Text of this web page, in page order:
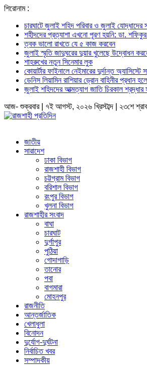
শিরোনাম :
চারঘাটে জুলাই শহিদ পরিবার ও জুলাই যোদ্ধাদের
শহীদদের প্রত্যাশা এখনো পূরণ হয়নি: ডা. শফিকুর
ত্বক ভালো রাখতে যে ৫ কাজ করবেন
জুলাই স্মৃতি জাদুঘরের দুয়ার খুলেছে উদ্বোধন
শাহরুখের নতুন সিনেমার লুক
কোয়ার্টার ফাইনালে নেইমারের দুর্দান্ত অ্যাসিস্টে
ডেনিস লিয়ামিন রাশিয়ার ড্রোন বাহিনীর প্রধান
জুলাই শহিদদের আত্মত্যাগ জাতি চিরকাল শ্রদ্ধার
আজ- শুক্রবার | ৭ই আগস্ট, ২০২৬ খ্রিস্টাব্দ | ২৩শে
জাতীয়
সারাদেশ
ঢাকা বিভাগ
রাজশাহী বিভাগ
চট্টগ্রাম বিভাগ
বরিশাল বিভাগ
রংপুর বিভাগ
খুলনা বিভাগ
রাজশাহীর সংবাদ
বাঘা
চারঘাট
দুর্গাপুর
পুঠিয়া
গোদাগাড়ি
তানোর
পবা
বাগমারা
মোহনপুর
রাজনীতি
আন্তর্জাতিক
খেলাধুলা
বিনোদন
দুর্যোগ-দুর্ঘটনা
নির্বাচিত খবর
সম্পাদকীয়